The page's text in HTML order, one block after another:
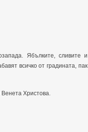
Ябълките, сливите и
всичко от градината, пак
Венета Христова.